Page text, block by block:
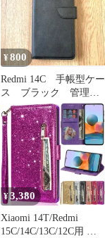
¥800
Redmi 14C 手帳型ケー
ス ブラック 管理
277-3
¥3,380
Xiaomi 14T/Redmi
15C/14C/13C/12C用 ウ